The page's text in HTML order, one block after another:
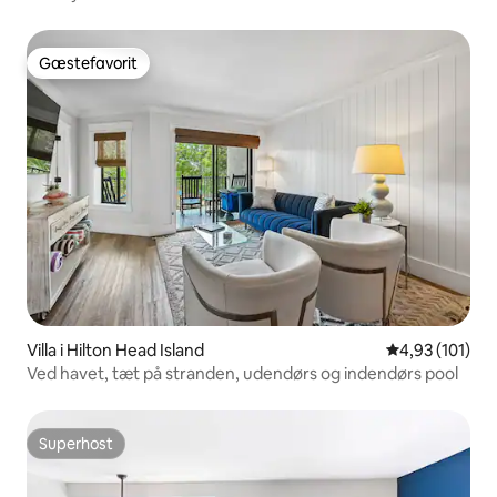
Gæstefavorit
Gæstefavorit
Villa i Hilton Head Island 4,93 ud af 5 i
4,93 (101)
Ved havet, tæt på stranden, udendørs og indendørs pool
Superhost
Superhost